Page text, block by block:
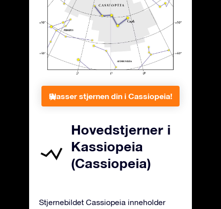
Plasser stjernen din i Cassiopeia!
Hovedstjerner i
Kassiopeia
(Cassiopeia)
Stjernebildet Cassiopeia inneholder